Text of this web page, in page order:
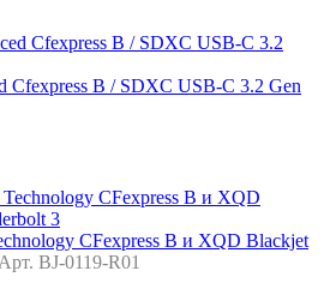
Cfexpress B / SDXC USB-C 3.2 Gen
CFexpress B и XQD Blackjet
Арт. BJ-0119-R01